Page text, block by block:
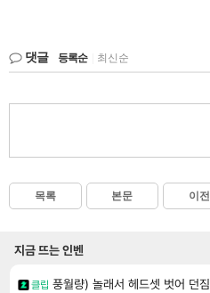
댓글 등록순 최신순
목록 본문 이전
지금 뜨는 인벤
클립 풍월량) 놀래서 헤드셋 벗어 던짐